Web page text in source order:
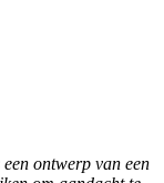
ontwerp van een